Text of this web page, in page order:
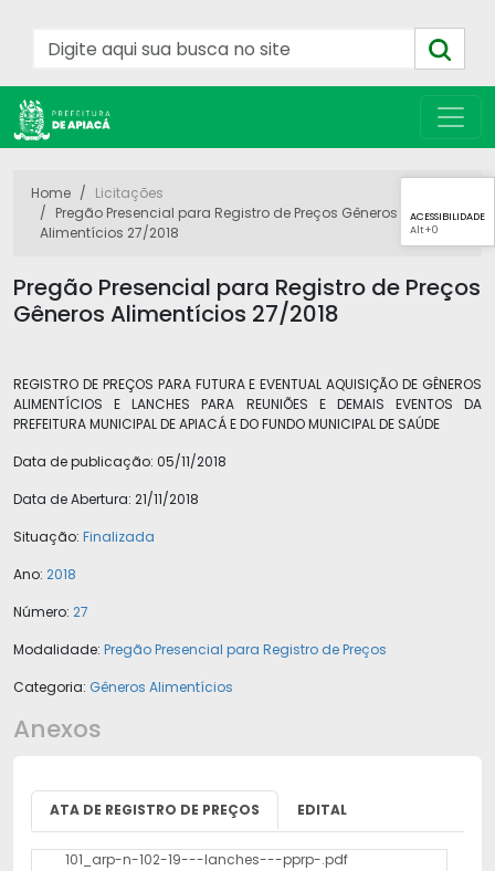
ACESSIBILIDADE
Alt+0
Home
Licitações
Pregão Presencial para Registro de Preços Gêneros
Alimentícios 27/2018
Pregão Presencial para Registro de Preços
Gêneros Alimentícios 27/2018
REGISTRO DE PREÇOS PARA FUTURA E EVENTUAL AQUISIÇÃO DE GÊNEROS
ALIMENTÍCIOS E LANCHES PARA REUNIÕES E DEMAIS EVENTOS DA
PREFEITURA MUNICIPAL DE APIACÁ E DO FUNDO MUNICIPAL DE SAÚDE
Data de publicação: 05/11/2018
Data de Abertura: 21/11/2018
Situação: Finalizada
Ano: 2018
Número: 27
Modalidade: Pregão Presencial para Registro de Preços
Categoria: Gêneros Alimentícios
Anexos
ATA DE REGISTRO DE PREÇOS EDITAL
101_arp-n-102-19---lanches---pprp-.pdf